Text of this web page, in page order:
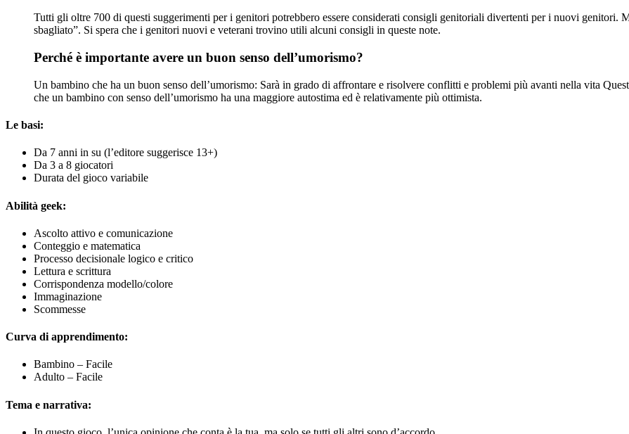
Tutti gli oltre 700 di questi suggerimenti per i genitori potrebbero essere considerati consigli genitoriali divertenti per i nuovi genitori.
sbagliato”. Si spera che i genitori nuovi e veterani trovino utili alcuni consigli in queste note.
Perché è importante avere un buon senso dell’umorismo?
Un bambino che ha un buon senso dell’umorismo: Sarà in grado di affrontare e risolvere conflitti e problemi più avanti nella vita
che un bambino con senso dell’umorismo ha una maggiore autostima ed è relativamente più ottimista.
Le basi:
Da 7 anni in su (l’editore suggerisce 13+)
Da 3 a 8 giocatori
Durata del gioco variabile
Abilità geek:
Ascolto attivo e comunicazione
Conteggio e matematica
Processo decisionale logico e critico
Lettura e scrittura
Corrispondenza modello/colore
Immaginazione
Scommesse
Curva di apprendimento:
Bambino – Facile
Adulto – Facile
Tema e narrativa: